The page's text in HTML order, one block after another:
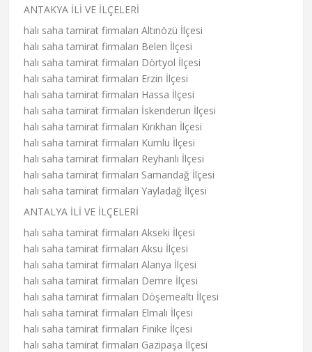
ANTAKYA İLİ VE İLÇELERİ
halı saha tamirat firmaları Altınözü İlçesi
halı saha tamirat firmaları Belen İlçesi
halı saha tamirat firmaları Dörtyol İlçesi
halı saha tamirat firmaları Erzin İlçesi
halı saha tamirat firmaları Hassa İlçesi
halı saha tamirat firmaları İskenderun İlçesi
halı saha tamirat firmaları Kırıkhan İlçesi
halı saha tamirat firmaları Kumlu İlçesi
halı saha tamirat firmaları Reyhanlı İlçesi
halı saha tamirat firmaları Samandağ İlçesi
halı saha tamirat firmaları Yayladağ İlçesi
ANTALYA İLİ VE İLÇELERİ
halı saha tamirat firmaları Akseki İlçesi
halı saha tamirat firmaları Aksu İlçesi
halı saha tamirat firmaları Alanya İlçesi
halı saha tamirat firmaları Demre İlçesi
halı saha tamirat firmaları Döşemealtı İlçesi
halı saha tamirat firmaları Elmalı İlçesi
halı saha tamirat firmaları Finike İlçesi
halı saha tamirat firmaları Gazipaşa İlçesi